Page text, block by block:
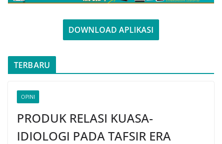
DOWNLOAD APLIKASI
TERBARU
OPINI
PRODUK RELASI KUASA-
IDIOLOGI PADA TAFSIR ERA